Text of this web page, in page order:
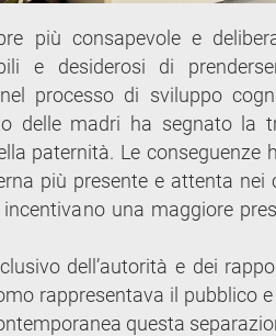
più consapevole e
e desiderosi di
processo di sviluppo
delle madri ha segnato la
paternità. Le conseguenze
più presente e attenta nei
una maggiore
dell’autorità e dei
rappresentava il pubblico
questa